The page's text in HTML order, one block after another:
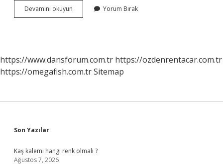
Devamını okuyun İSlâmda
Kaç
Yorum Bırak
https://www.dansforum.com.tr https://ozdenrentacar.com.tr
https://omegafish.com.trSitemap
Sidebar
Son Yazılar
Kaş kalemi hangi renk olmalı ?
Ağustos 7, 2026